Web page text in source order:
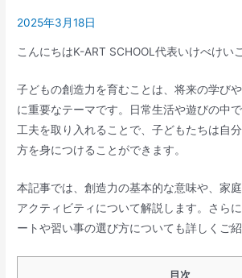
2025年3月18日
こんにちはK-ART SCHOOL代表いけべけい
子どもの創造力を育むことは、将来の学び
に重要なテーマです。日常生活や遊びの中
工夫を取り入れることで、子どもたちは自
方を身につけることができます。
本記事では、創造力の基本的な意味や、家
アクティビティについて解説します。さら
ートや習い事の選び方についても詳しくご紹
目次